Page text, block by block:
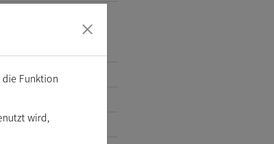
Funktion
wird,